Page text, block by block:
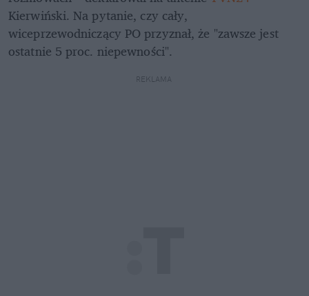
Kierwiński. Na pytanie, czy cały,
wiceprzewodniczący PO przyznał, że "zawsze jest
ostatnie 5 proc. niepewności".
REKLAMA